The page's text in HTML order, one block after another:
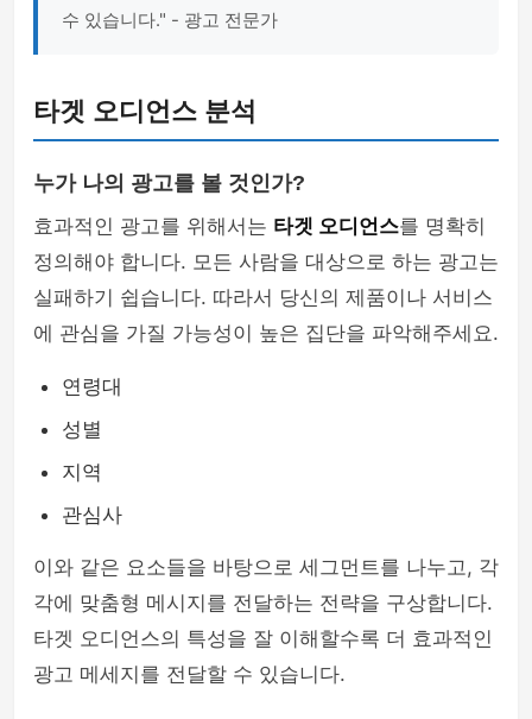
수 있습니다." - 광고 전문가
타겟 오디언스 분석
누가 나의 광고를 볼 것인가?
효과적인 광고를 위해서는 타겟 오디언스를 명확히
정의해야 합니다. 모든 사람을 대상으로 하는 광고는
실패하기 쉽습니다. 따라서 당신의 제품이나 서비스
에 관심을 가질 가능성이 높은 집단을 파악해주세요.
연령대
성별
지역
관심사
이와 같은 요소들을 바탕으로 세그먼트를 나누고, 각
각에 맞춤형 메시지를 전달하는 전략을 구상합니다.
타겟 오디언스의 특성을 잘 이해할수록 더 효과적인
광고 메세지를 전달할 수 있습니다.